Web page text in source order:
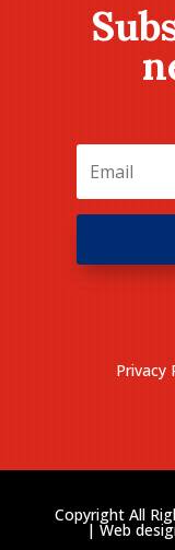
Privacy
Copyright All
| Web